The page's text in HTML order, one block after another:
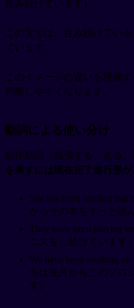
住み続けています）
この文では、住み続けてい
ています。
このイメージの違いを理解
判断しやすくなります。
動詞による使い分け
動作動詞（勉強する、走る
を表すには現在完了進行形
She has been reading
からその本をずっと読
They have been playing
ニスをし続けています）
We have been working
ちは先月からこのプロ
す）